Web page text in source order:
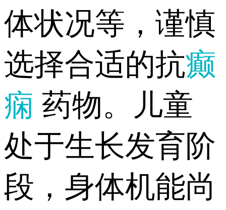
体状况等，谨慎
选择合适的抗癫
痫 药物。儿童
处于生长发育阶
段，身体机能尚